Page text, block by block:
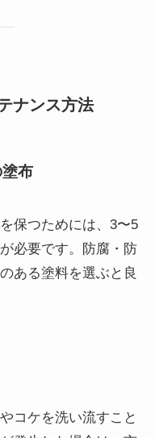
ナンス方法
布
保つためには、3〜5
必要です。防腐・防
ある塗料を選ぶと良
コケを洗い流すこと